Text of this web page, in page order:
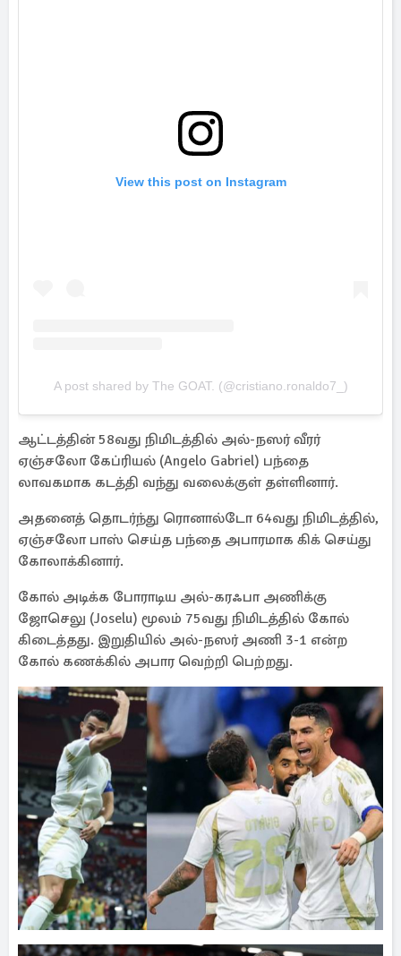
View this post on Instagram
A post shared by The GOAT. (@cristiano.ronaldo7_)
ஆட்டத்தின் 58வது நிமிடத்தில் அல்-நஸர் வீரர்
ஏஞ்சலோ கேப்ரியல் (Angelo Gabriel) பந்தை
லாவகமாக கடத்தி வந்து வலைக்குள் தள்ளினார்.
அதனைத் தொடர்ந்து ரொனால்டோ 64வது நிமிடத்தில்,
ஏஞ்சலோ பாஸ் செய்த பந்தை அபாரமாக கிக் செய்து
கோலாக்கினார்.
கோல் அடிக்க போராடிய அல்-கரஃபா அணிக்கு
ஜோசெலு (Joselu) மூலம் 75வது நிமிடத்தில் கோல்
கிடைத்தது. இறுதியில் அல்-நஸர் அணி 3-1 என்ற
கோல் கணக்கில் அபார வெற்றி பெற்றது.